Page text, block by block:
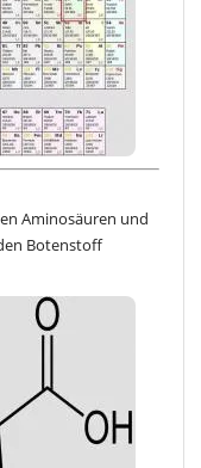
Aminosäuren und
Botenstoff